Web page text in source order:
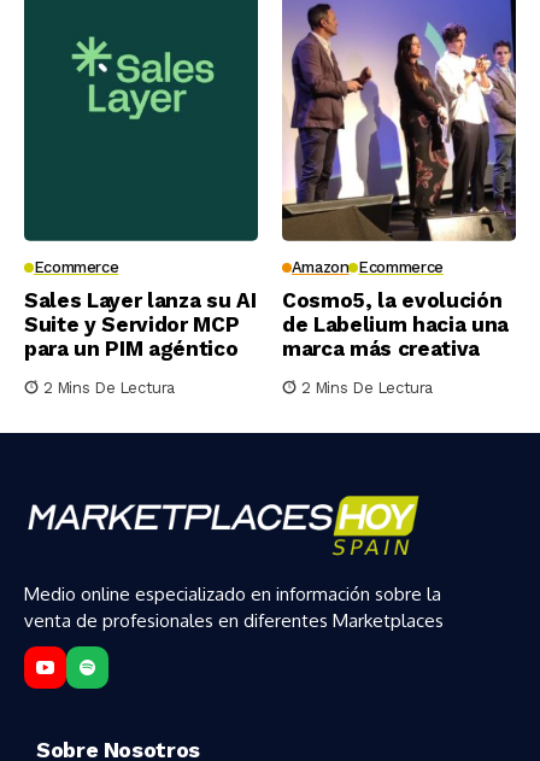
Ecommerce
Sales Layer lanza su AI
Suite y Servidor MCP
para un PIM agéntico
2 Mins De Lectura
Amazon Ecommerce
Cosmo5, la evolución
de Labelium hacia una
marca más creativa
2 Mins De Lectura
Medio online especializado en información sobre la
venta de profesionales en diferentes Marketplaces
Sobre Nosotros